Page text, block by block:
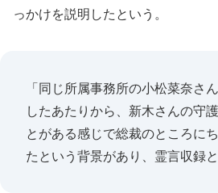
っかけを説明したという。
「同じ所属事務所の小松菜奈さ
したあたりから、新木さんの守
とがある感じで総裁のところに
たという背景があり、霊言収録